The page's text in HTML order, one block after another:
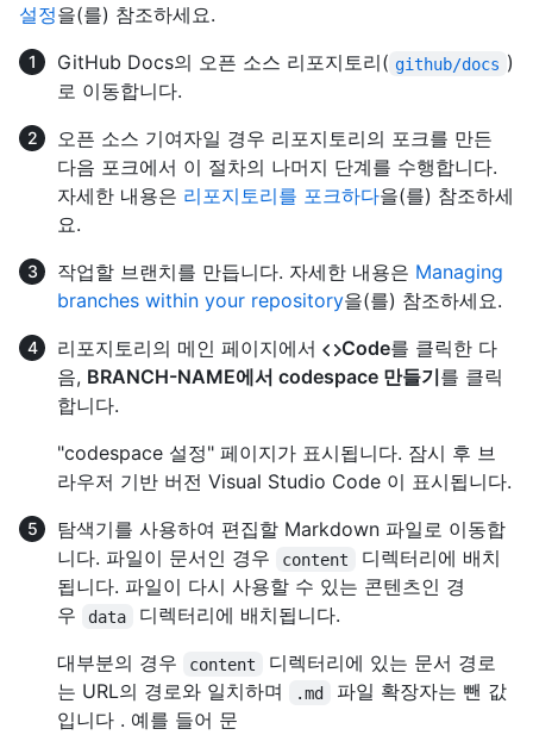
설정을(를) 참조하세요.
GitHub Docs의 오픈 소스 리포지토리( github/docs )
로 이동합니다.
오픈 소스 기여자일 경우 리포지토리의 포크를 만든
다음 포크에서 이 절차의 나머지 단계를 수행합니다.
자세한 내용은 리포지토리를 포크하다을(를) 참조하세
요.
작업할 브랜치를 만듭니다. 자세한 내용은 Managing
branches within your repository을(를) 참조하세요.
리포지토리의 메인 페이지에서
Code를 클릭한 다
음, BRANCH-NAME에서 codespace 만들기를 클릭
합니다.
"codespace 설정" 페이지가 표시됩니다. 잠시 후 브
라우저 기반 버전 Visual Studio Code 이 표시됩니다.
탐색기를 사용하여 편집할 Markdown 파일로 이동합
니다. 파일이 문서인 경우
content
디렉터리에 배치
됩니다. 파일이 다시 사용할 수 있는 콘텐츠인 경
우
data
디렉터리에 배치됩니다.
대부분의 경우
content
디렉터리에 있는 문서 경로
는 URL의 경로와 일치하며
.md
파일 확장자는 뺀 값
입니다 . 예를 들어 문